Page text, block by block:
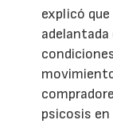
explicó
psicosis